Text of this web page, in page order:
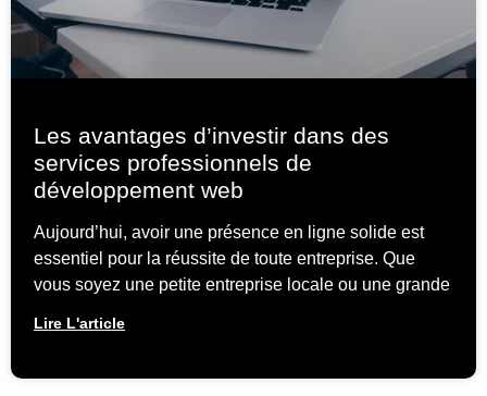
Les avantages d’investir dans des
services professionnels de
développement web
Aujourd’hui, avoir une présence en ligne solide est
essentiel pour la réussite de toute entreprise. Que
vous soyez une petite entreprise locale ou une grande
Lire L'article